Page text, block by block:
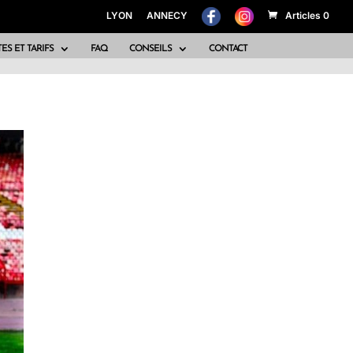
LYON ANNECY Articles 0
ET TARIFS FAQ CONSEILS CONTACT